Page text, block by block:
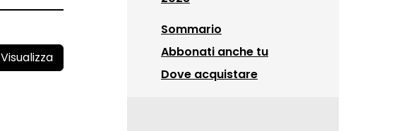
Visualizza
Sommario
Abbonati anche tu
Dove acquistare